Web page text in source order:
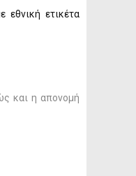
εθνική ετικέτα
και η απονομή